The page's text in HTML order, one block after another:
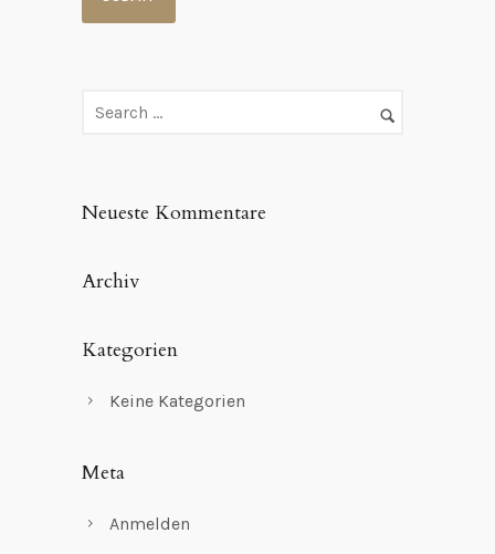
Neueste Kommentare
Archiv
Kategorien
Keine Kategorien
Meta
Anmelden